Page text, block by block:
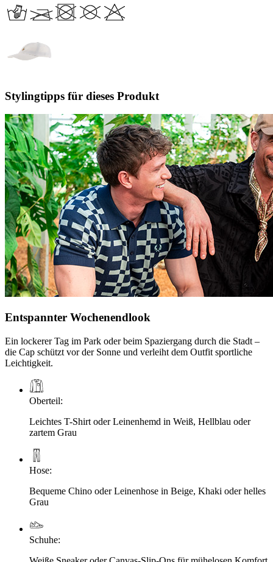
Stylingtipps für dieses Produkt
Entspannter Wochenendlook
Ein lockerer Tag im Park oder beim Spaziergang durch die Stadt –
die Cap schützt vor der Sonne und verleiht dem Outfit sportliche
Leichtigkeit.
Oberteil:
Leichtes T-Shirt oder Leinenhemd in Weiß, Hellblau oder
zartem Grau
Hose:
Bequeme Chino oder Leinenhose in Beige, Khaki oder helles
Grau
Schuhe: